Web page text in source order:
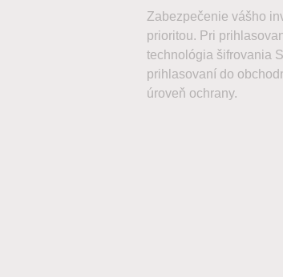
Zabezpečenie vášho
prioritou. Pri
technológia šifrovania
prihlasovaní do
úroveň ochrany.